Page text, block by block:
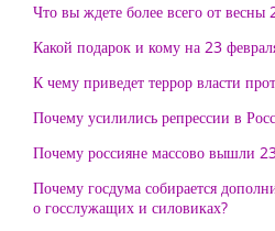
Что вы ждете более всего от весны
Какой подарок и кому на 23
К чему приведет террор власти
Почему усилились репрессии в
Почему россияне массово вышли
Почему госдума собирается
о госслужащих и силовиках?